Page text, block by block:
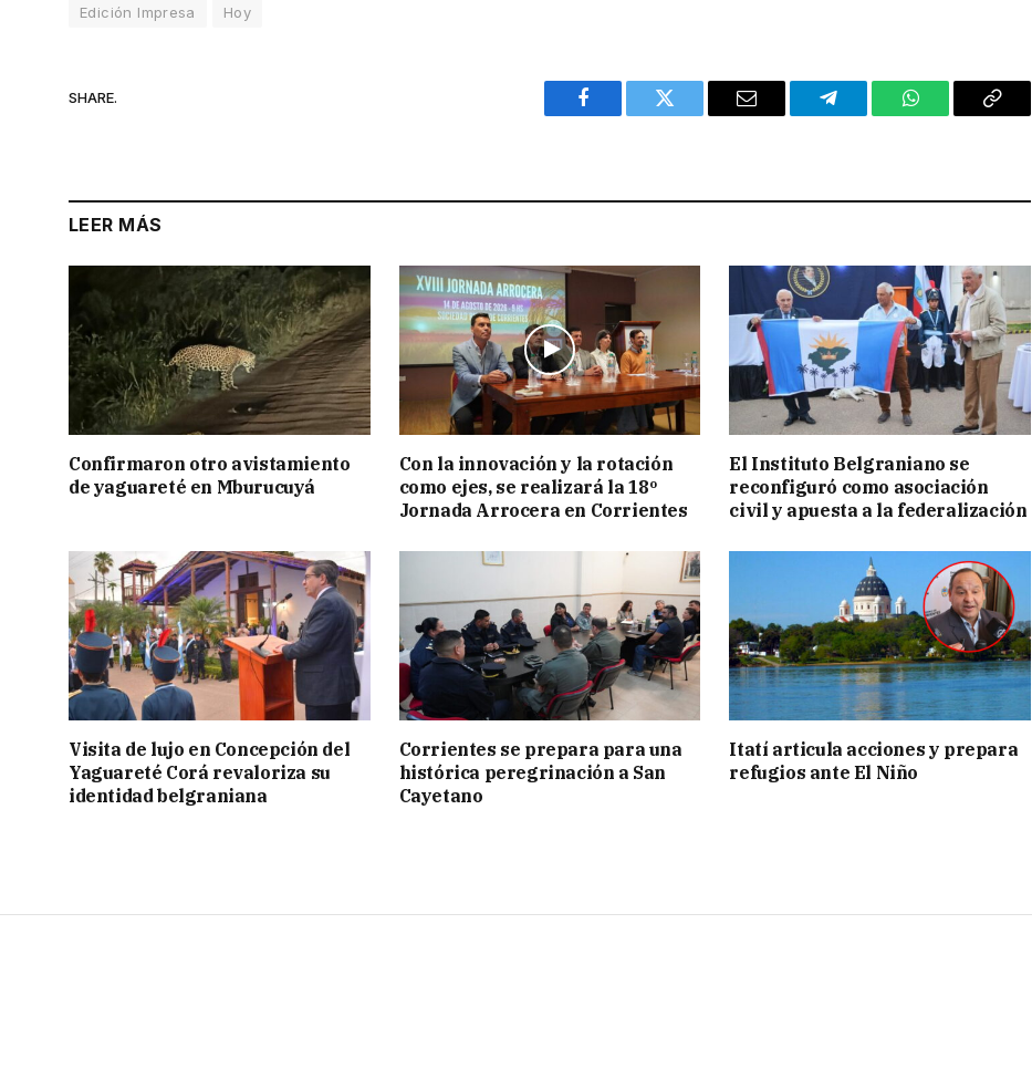
Edición Impresa Hoy
SHARE.
Facebook Twitter Email Telegram WhatsAppCopy
LEER MÁS
Confirmaron otro avistamiento
de yaguareté en Mburucuyá
Con la innovación y la rotación
como ejes, se realizará la 18º
Jornada Arrocera en Corrientes
El Instituto Belgraniano se
reconfiguró como asociación
civil y apuesta a la federalización
Visita de lujo en Concepción del
Yaguareté Corá revaloriza su
identidad belgraniana
Corrientes se prepara para una
histórica peregrinación a San
Cayetano
Itatí articula acciones y prepara
refugios ante El Niño